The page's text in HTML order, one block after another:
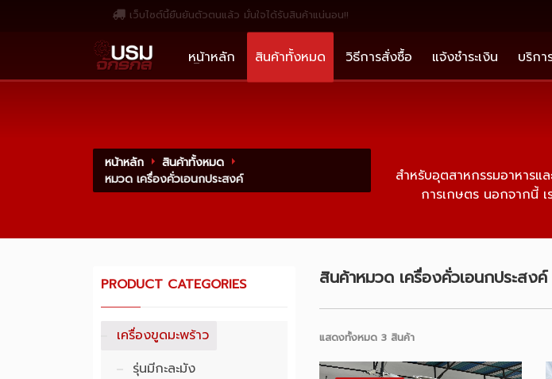
เว็บไซต์นี้ยืนยันตัวตนแล้ว มั่นใจได้รับสินค้าแน่นอน!!
หน้าหลัก สินค้าทั้งหมด วิธีการสั่งซื้อ แจ้งชำระเงิน บริก
หน้าหลัก
สินค้าทั้งหมด
หมวด เครื่องคั่วเอนกประสงค์
สำหรับอุตสาหกรรมอาหารแ
การเกษตร นอกจากนี้
สินค้าหมวด เครื่องคั่วเอนกประสงค์
แสดงทั้งหมด 3 สินค้า
PRODUCT CATEGORIES
เครื่องขูดมะพร้าว
รุ่นมีกะละมัง